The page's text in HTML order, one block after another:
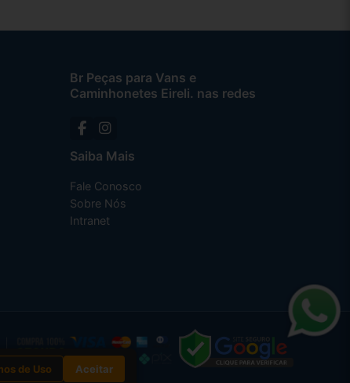
Br Peças para Vans e
Caminhonetes Eireli. nas redes
Saiba Mais
Fale Conosco
Sobre Nós
Intranet
de Uso Aceitar